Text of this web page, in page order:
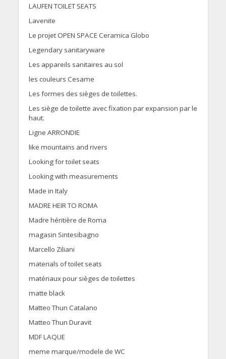
LAUFEN TOILET SEATS
Lavenite
Le projet OPEN SPACE Ceramica Globo
Legendary sanitaryware
Les appareils sanitaires au sol
les couleurs Cesame
Les formes des sièges de toilettes.
Les siège de toilette avec fixation par expansion par le
haut.
Ligne ARRONDIE
like mountains and rivers
Looking for toilet seats
Looking with measurements
Made in Italy
MADRE HEIR TO ROMA
Madre héritière de Roma
magasin Sintesibagno
Marcello Ziliani
materials of toilet seats
matériaux pour sièges de toilettes
matte black
Matteo Thun Catalano
Matteo Thun Duravit
MDF LAQUE
meme marque/modele de WC